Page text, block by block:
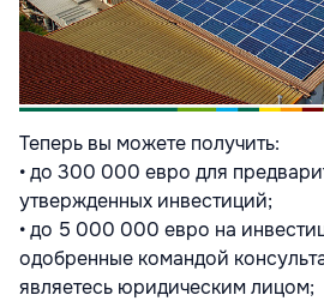
Теперь вы можете получить:
• до 300 000 евро для
утвержденных инвестиций;
• до 5 000 000 евро на
одобренные командой
являетесь юридическим лицом;